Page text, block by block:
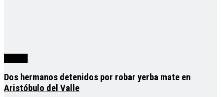
Dos hermanos detenidos por robar yerba mate en
Aristóbulo del Valle